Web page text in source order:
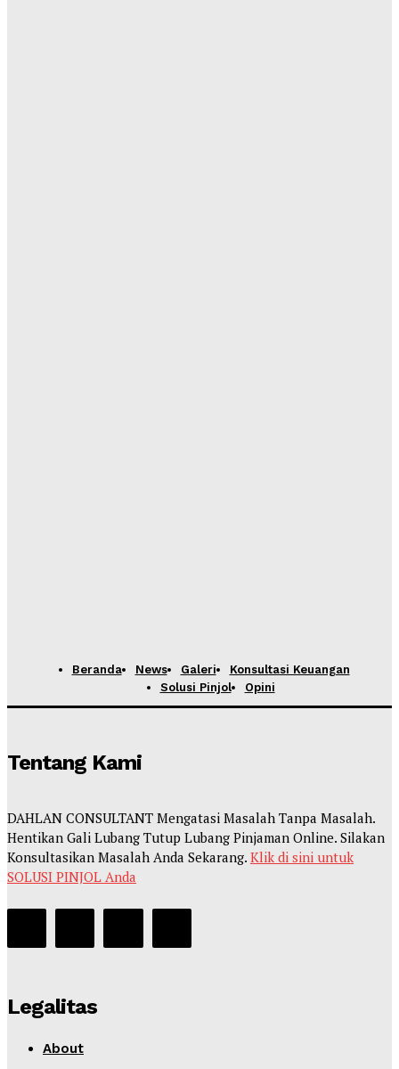
Beranda News Galeri
Konsultasi Keuangan
Solusi Pinjol
Opini
Tentang Kami
DAHLAN CONSULTANT Mengatasi Masalah Tanpa Masalah.
Hentikan Gali Lubang Tutup Lubang Pinjaman Online. Silakan
Konsultasikan Masalah Anda Sekarang. Klik di sini untuk
SOLUSI PINJOL Anda
Legalitas
About